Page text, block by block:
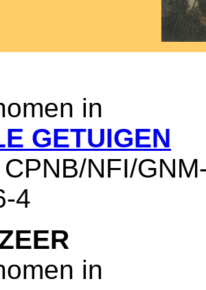
in
GETUIGEN
CPNB/NFI/
4
in